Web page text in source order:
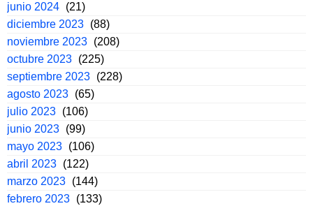
junio 2024 (21)
diciembre 2023 (88)
noviembre 2023 (208)
octubre 2023 (225)
septiembre 2023 (228)
agosto 2023 (65)
julio 2023 (106)
junio 2023 (99)
mayo 2023 (106)
abril 2023 (122)
marzo 2023 (144)
febrero 2023 (133)